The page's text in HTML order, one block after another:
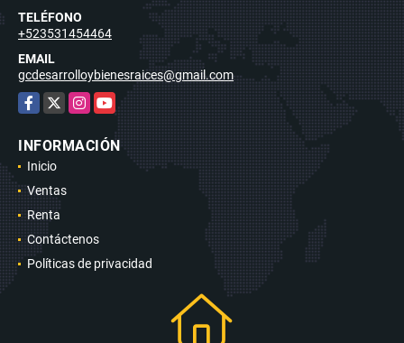
TELÉFONO
+523531454464
EMAIL
gcdesarrolloybienesraices@gmail.com
Facebook
X Instagram
YouTube
INFORMACIÓN
Inicio
Ventas
Renta
Contáctenos
Políticas de privacidad